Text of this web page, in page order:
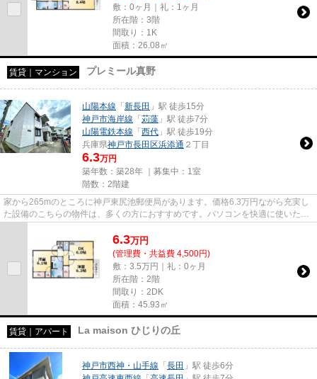
敷：0ヶ月｜礼：1ヶ月
所在階：3階
間取り：1K
面積：26.08㎡
賃貸｜マンション プレミール真野
山陽本線 「 新長田 」駅 徒歩15分
神戸市海岸線 「 苅藻 」駅 徒歩7分
山陽電鉄本線 「 西代 」駅 徒歩19分
兵庫県神戸市長田区浜添通 ２丁目
6.3万円
築年数：築28年 ｜募集中： 1室
階数：2階建
家から265mのところに神戸東尻池郵便局があります。価格6.3万円ながら充実し
た設備のこちらの物件は、多くの方におすすめです。パソコンを快適に使いたい
6.3万円
(管理費・共益費 4,500円)
敷：3.5万円｜礼：0ヶ月
所在階：2階
間取り：2DK
面積：45.93㎡
賃貸｜アパート La maison ひじりの丘
神戸市西神・山手線 「 長田 」駅 徒歩6分